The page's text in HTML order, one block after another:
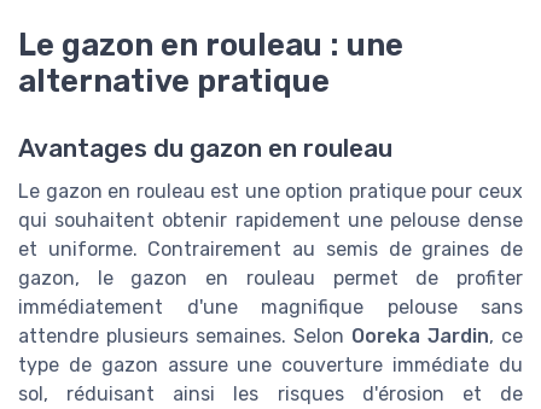
Le gazon en rouleau : une
alternative pratique
Avantages du gazon en rouleau
Le gazon en rouleau est une option pratique pour ceux
qui souhaitent obtenir rapidement une pelouse dense
et uniforme. Contrairement au semis de graines de
gazon, le gazon en rouleau permet de profiter
immédiatement d'une magnifique pelouse sans
attendre plusieurs semaines. Selon Ooreka Jardin, ce
type de gazon assure une couverture immédiate du
sol, réduisant ainsi les risques d'érosion et de